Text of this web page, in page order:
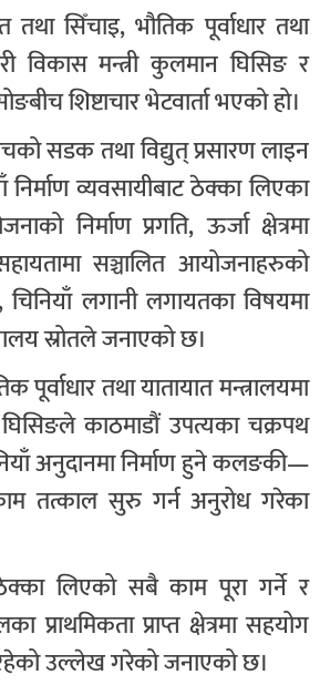
सिँचाइ, भौतिक पूर्वाधार तथा
विकास मन्त्री कुलमान घिसिङ र
शिष्टाचार भेटवार्ता भएको हो।
सडक तथा विद्युत् प्रसारण लाइन
निर्माण व्यवसायीबाट ठेक्का लिएका
निर्माण प्रगति, ऊर्जा क्षेत्रमा
सञ्चालित आयोजनाहरुको
चिनियाँ लगानी लगायतका विषयमा
स्रोतले जनाएको छ।
पूर्वाधार तथा यातायात मन्त्रालयमा
काठमाडौं उपत्यका चक्रपथ
अनुदानमा निर्माण हुने कलङकी—
तत्काल सुरु गर्न अनुरोध गरेका
लिएको सबै काम पूरा गर्ने र
प्राथमिकता प्राप्त क्षेत्रमा सहयोग
उल्लेख गरेको जनाएको छ।